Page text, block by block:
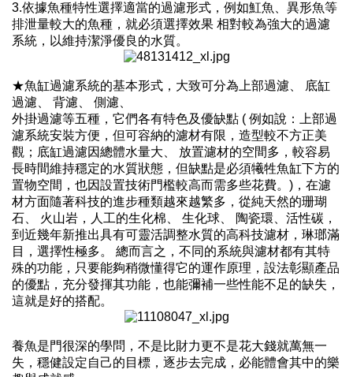
3.依據魚種特性選擇適當的過濾形式，例如魟魚、異形魚等
排泄量較大的魚種，就必須選擇效果 相對較為強大的過濾
系統，以維持潔淨優良的水質。
★魚缸過濾系統的基本形式，大致可分為上部過濾、
底缸
過濾、
背濾、
側濾、
外掛過濾等五種，它們各有特色及優缺點 ( 例如說：上部過
濾系統安裝方便，但可容納的濾材有限，造型較不方正美
觀；底缸過濾因總體水量大、
放置濾材的空間多，較容易
長時間維持穩定的水質狀態，但缺點是必須犧牲魚缸下方的
置物空間，也因設置技術門檻較高而需多些花費。 ) ，在濾
材方面隨著科技的進步種類越來越繁多，從純天然的珊瑚
石、
火山岩，人工的生化棉、 生化球、
陶瓷環、活性碳，
到近幾年新推出具有可靈活調整水質的高科技濾材，琳瑯滿
目，選擇性極多。
總而言之，不同的系統與濾材都有其特
殊的功能，只要能夠稍微懂得它的運作原理，設法彰顯產品
的優點，充分發揮其功能，也能彌補一些性能不足的缺失，
這就是好的搭配。
養魚是門很深的學問，不是比財力更不是花大錢就萬無一
失，穩健設定自己的目標，逐步去完成，必能體會其中的樂